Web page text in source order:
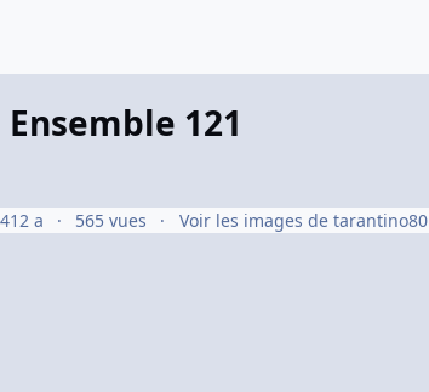
121
12 a 565 vues Voir les images de tarantino80